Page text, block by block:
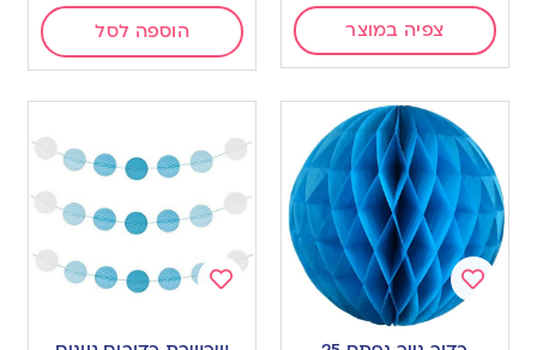
צפיה במוצר הוספה לסל
Add
to